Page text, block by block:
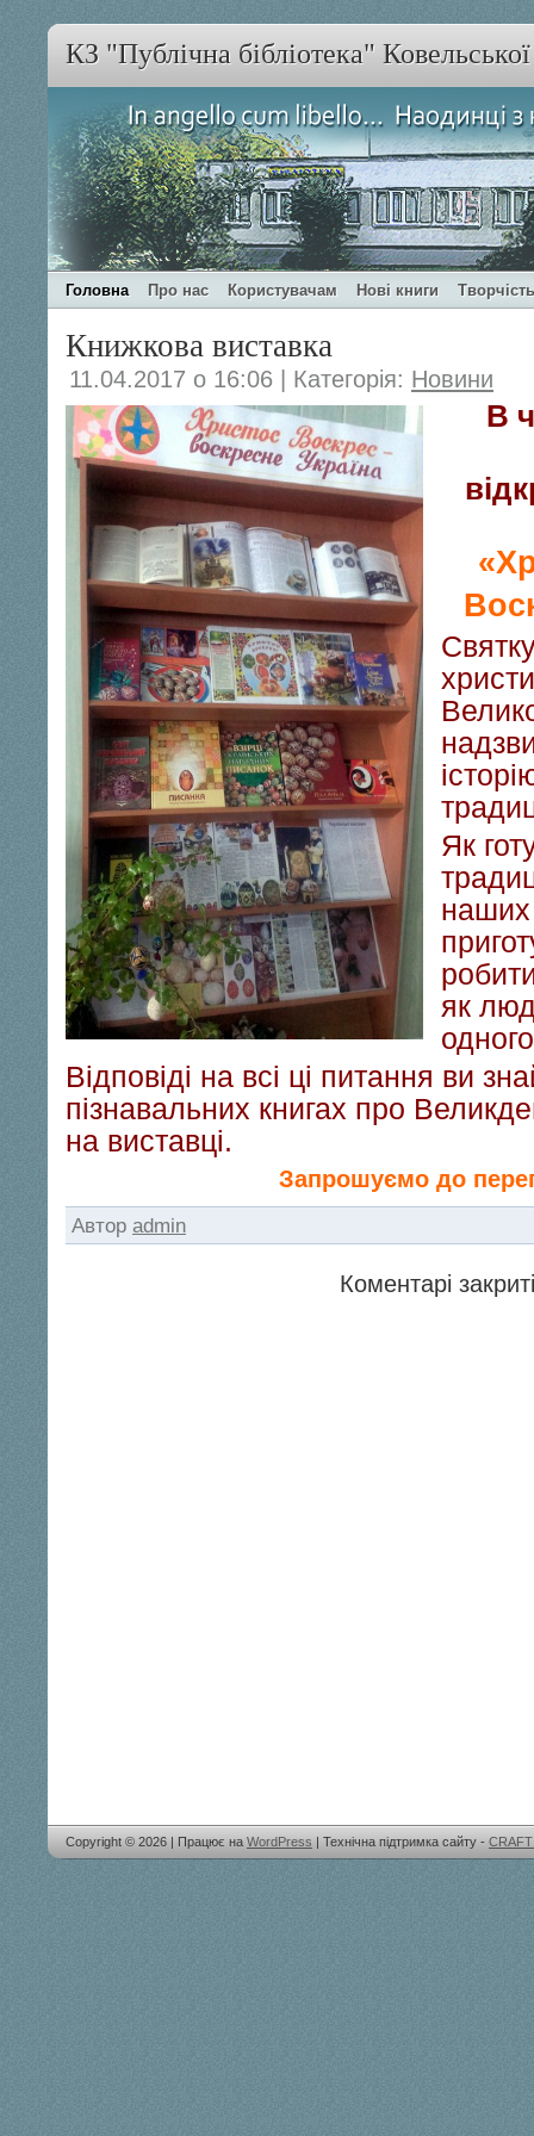
КЗ "Публічна бібліотека"
Головна Про нас Користувачам Нові книги
Книжкова виставка
11.04.2017 о 16:06 | Категорія: Новини
В
Як
наших
як
Відповіді на всі ці питання ви
пізнавальних книгах про
на виставці.
Запрошуємо до
Автор admin
Коментарі
Copyright © 2026 | Працює на WordPress | Технічна підтримка сайту -